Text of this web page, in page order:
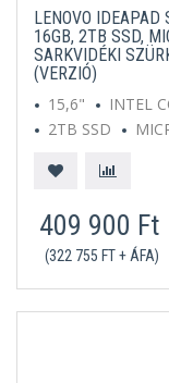
LENOVO
16GB, 2TB SSD,
SARKVIDÉKI
(VERZIÓ)
15,6"
INTEL
2TB SSD
409 900 Ft
(322 755 FT + ÁFA)